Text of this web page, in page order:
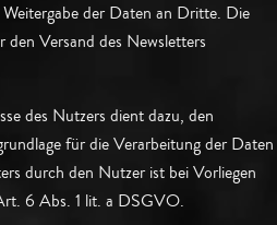
der Daten an Dritte. Die
Versand des Newsletters
des Nutzers dient dazu, den
für die Verarbeitung der Daten
durch den Nutzer ist bei Vorliegen
6 Abs. 1 lit. a DSGVO.